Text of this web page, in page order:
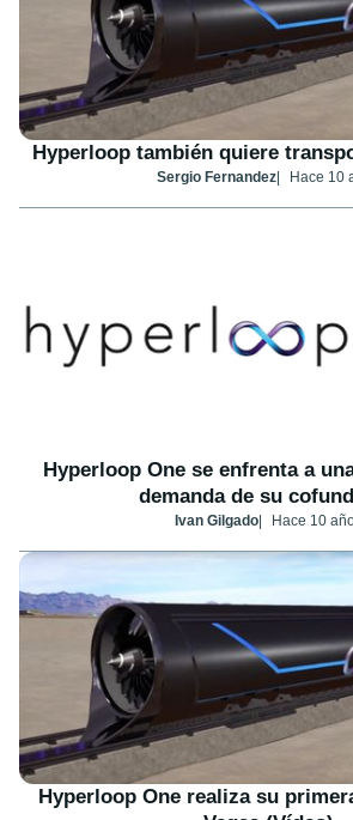
Hyperloop también quiere
Sergio Fernandez Hace 10
Hyperloop One se enfrenta a
demanda de su
Ivan Gilgado Hace 10
Hyperloop One realiza su